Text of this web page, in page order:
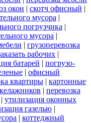
окон | скотч офисный |
мусора |
погрузчика |
мусора |
| грузоперевозка
рабочих |
батарей | погрузо-
| офисный
квартиры | картонные
| перевозка
| утилизация оконных
газелью |
| коттеджный